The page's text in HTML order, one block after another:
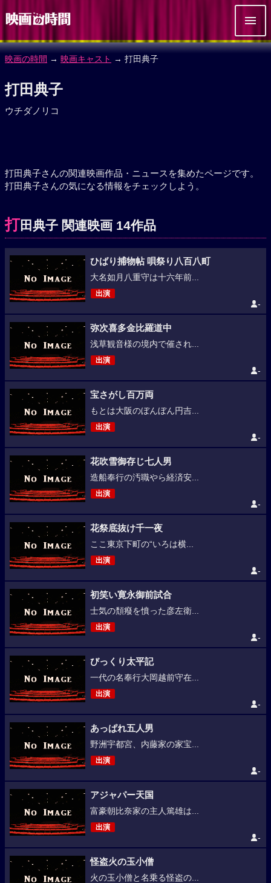
映画の時間 → 映画キャスト → 打田典子
打田典子
ウチダノリコ
打田典子さんの関連映画作品・ニュースを集めたページです。
打田典子さんの気になる情報をチェックしよう。
打田典子 関連映画 14作品
ひばり捕物帖 唄祭り八百八町
大名如月八重守は十六年前...
出演
-
弥次喜多金比羅道中
浅草観音様の境内で催され...
出演
-
宝さがし百万両
もとは大阪のぼんぼん円吉...
出演
-
花吹雪御存じ七人男
造船奉行の汚職やら経済安...
出演
-
花祭底抜け千一夜
ここ東京下町の“いろは横...
出演
-
初笑い寛永御前試合
士気の頽癈を憤った彦左衛...
出演
-
びっくり太平記
一代の名奉行大岡越前守在...
出演
-
あっぱれ五人男
野洲宇都宮、内藤家の家宝...
出演
-
アジャパー天国
富豪朝比奈家の主人篤雄は...
出演
-
怪盗火の玉小僧
火の玉小僧と名乗る怪盗の...